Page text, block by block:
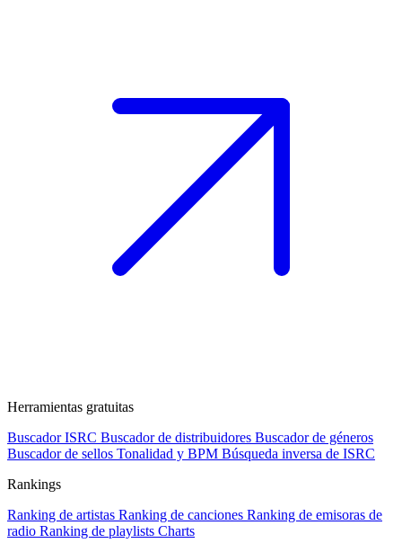
Herramientas gratuitas
Buscador ISRC Buscador de distribuidores Buscador de géneros
Buscador de sellos Tonalidad y BPM Búsqueda inversa de ISRC
Rankings
Ranking de artistas Ranking de canciones Ranking de emisoras de
radio Ranking de playlists Charts